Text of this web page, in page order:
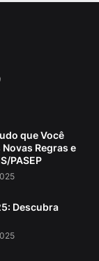
que Você
Regras e
PASEP
Descubra